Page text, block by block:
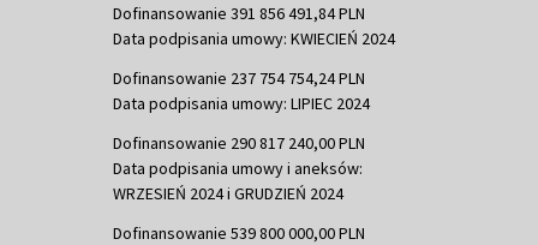
Dofinansowanie 391 856 491,84 PLN
Data podpisania umowy: KWIECIEŃ 2024
Dofinansowanie 237 754 754,24 PLN
Data podpisania umowy: LIPIEC 2024
Dofinansowanie 290 817 240,00 PLN
Data podpisania umowy i aneksów:
WRZESIEŃ 2024 i GRUDZIEŃ 2024
Dofinansowanie 539 800 000,00 PLN